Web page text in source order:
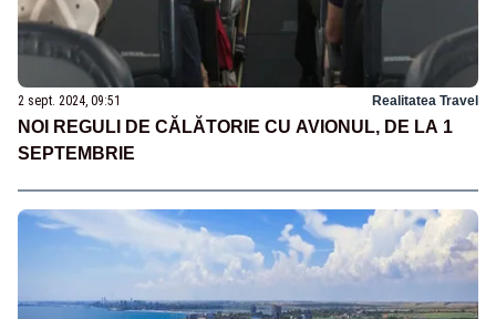
2 sept. 2024, 09:51 Realitatea Travel
NOI REGULI DE CĂLĂTORIE CU AVIONUL, DE LA 1
SEPTEMBRIE